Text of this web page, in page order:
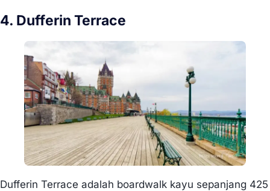
4. Dufferin Terrace
Dufferin Terrace adalah boardwalk kayu sepanjang 425